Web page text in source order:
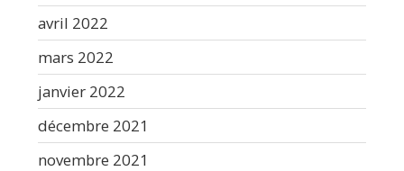
avril 2022
mars 2022
janvier 2022
décembre 2021
novembre 2021